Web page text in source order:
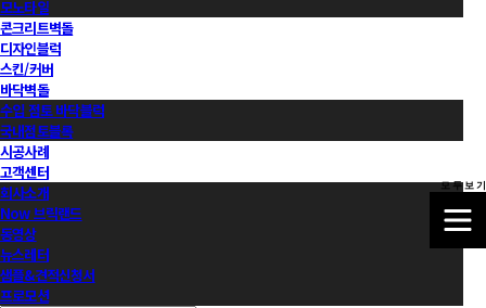
모노타일
콘크리트벽돌
디자인블럭
스킨/커버
바닥벽돌
수입 점토 바닥블럭
국내점토블록
시공사례
고객센터
회사소개
Now 브릭랜드
동영상
뉴스레터
샘플&견적신청서
프로모션
모 두 보 기